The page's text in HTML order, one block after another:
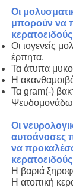
Οι
μπορούν να
Οι ιογενείς
έρπητα.
Τα άτυπα
Η
Τα gram(-)
Οι
αυτοάνοσες
να
Η βαριά
Η ατοπική